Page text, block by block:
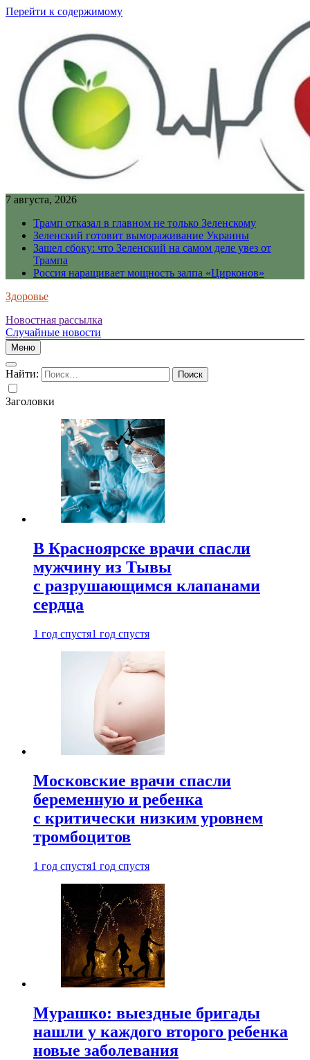
Перейти к содержимому
7 августа, 2026
Трамп отказал в главном не только Зеленскому
Зеленский готовит вымораживание Украины
Зашел сбоку: что Зеленский на самом деле увез от
Трампа
Россия наращивает мощность залпа «Цирконов»
Здоровье
Новостная рассылка
Случайные новости
Меню
Найти:
Заголовки
В Красноярске врачи спасли
мужчину из Тывы
с разрушающимся клапанами
сердца
1 год спустя1 год спустя
Московские врачи спасли
беременную и ребенка
с критически низким уровнем
тромбоцитов
1 год спустя1 год спустя
Мурашко: выездные бригады
нашли у каждого второго ребенка
новые заболевания